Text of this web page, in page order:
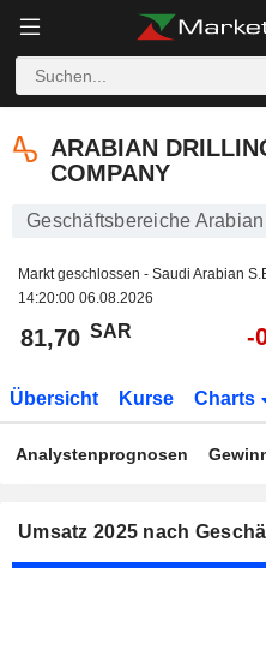
ARABIAN
COMPANY
Geschäftsbereiche
Markt geschlossen - Saudi Arabian
14:20:00 06.08.2026
81,70 SAR -
Übersicht Kurse Charts
Analystenprognosen
Umsatz 2025 nach